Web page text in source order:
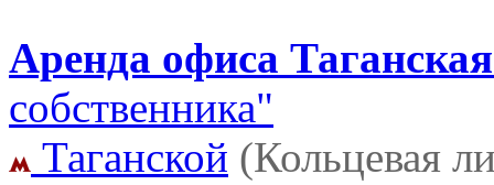
Аренда офиса
собственника"
Таганской (Кольцевая